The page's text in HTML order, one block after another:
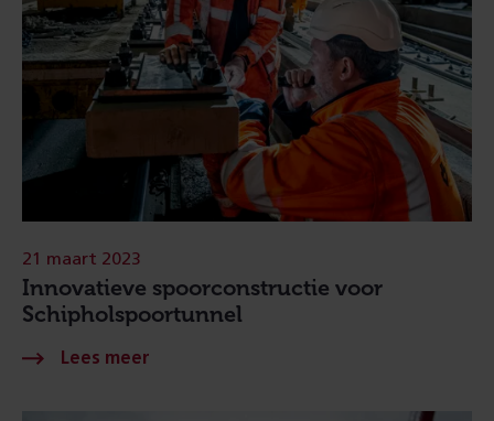
Innovatieve spoorconstructie voor
Schipholspoortunnel
21 maart 2023